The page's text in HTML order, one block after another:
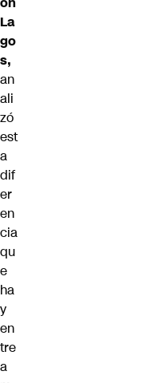
La
go
s,
an
ali
zó
est
a
dif
er
en
cia
qu
e
ha
y
en
tre
a